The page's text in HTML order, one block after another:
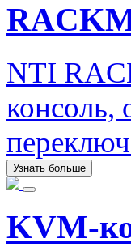
NTI
Узнать больше
KVM-